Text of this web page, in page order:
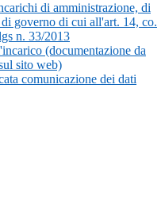
di amministrazione, di
governo di cui all'art. 14, co.
n. 33/2013
(documentazione da
sito web)
comunicazione dei dati